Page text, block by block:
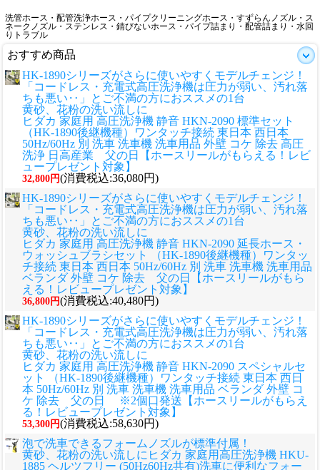
洗管ホース・配管洗浄ホース・パイプクリーニングホース・すずらんノズル・ス
ネークノズル・ステンレス・錆びないホース・パイプ詰まり・配管詰まり・水回
りトラブル
おすすめ商品
HK-1890シリーズがさらに使いやすくモデルチェンジ！
「コードレス・充電式高圧洗浄機は圧力が弱い、汚れ落
ちも悪い‥」とご不満の方におススメの1台
黄砂、花粉の洗い流しに
ヒダカ 家庭用 高圧洗浄機 静音 HKN-2090 標準セット
（HK-1890後継機種）ワンタッチ接続 東日本 西日本
50Hz/60Hz 別 洗車 洗車機 洗車用品 外壁 コケ 除去 高圧
洗浄 日高産業 父の日【ホースリールがもらえる！レビ
ュープレゼント対象】
32,800円(消費税込:36,080円)
HK-1890シリーズがさらに使いやすくモデルチェンジ！
「コードレス・充電式高圧洗浄機は圧力が弱い、汚れ落
ちも悪い‥」とご不満の方におススメの1台
黄砂、花粉の洗い流しに
ヒダカ 家庭用 高圧洗浄機 静音 HKN-2090 延長ホース・
ウォッシュブラシセット （HK-1890後継機種）ワンタッ
チ接続 東日本 西日本 50Hz/60Hz 別 洗車 洗車機 洗車用品
ベランダ 外壁 コケ 除去 父の日【ホースリールがもら
える！レビュープレゼント対象】
36,800円(消費税込:40,480円)
HK-1890シリーズがさらに使いやすくモデルチェンジ！
「コードレス・充電式高圧洗浄機は圧力が弱い、汚れ落
ちも悪い‥」とご不満の方におススメの1台
黄砂、花粉の洗い流しに
ヒダカ 家庭用 高圧洗浄機 静音 HKN-2090 スペシャルセ
ット （HK-1890後継機種）ワンタッチ接続 東日本 西日
本 50Hz/60Hz 別 洗車 洗車機 洗車用品 ベランダ 外壁 コ
ケ 除去 父の日 ※2個口発送【ホースリールがもらえ
る！レビュープレゼント対象】
53,300円(消費税込:58,630円)
泡で洗車できるフォームノズルが標準付属！
黄砂、花粉の洗い流しに ヒダカ 家庭用高圧洗浄機 HKU-
1885 ヘルツフリー (50Hz60Hz共有)洗車に便利なフォー